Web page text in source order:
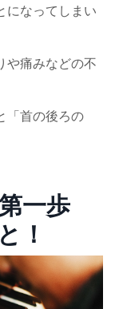
になってしまい
や痛みなどの不
「首の後ろの
一歩
！